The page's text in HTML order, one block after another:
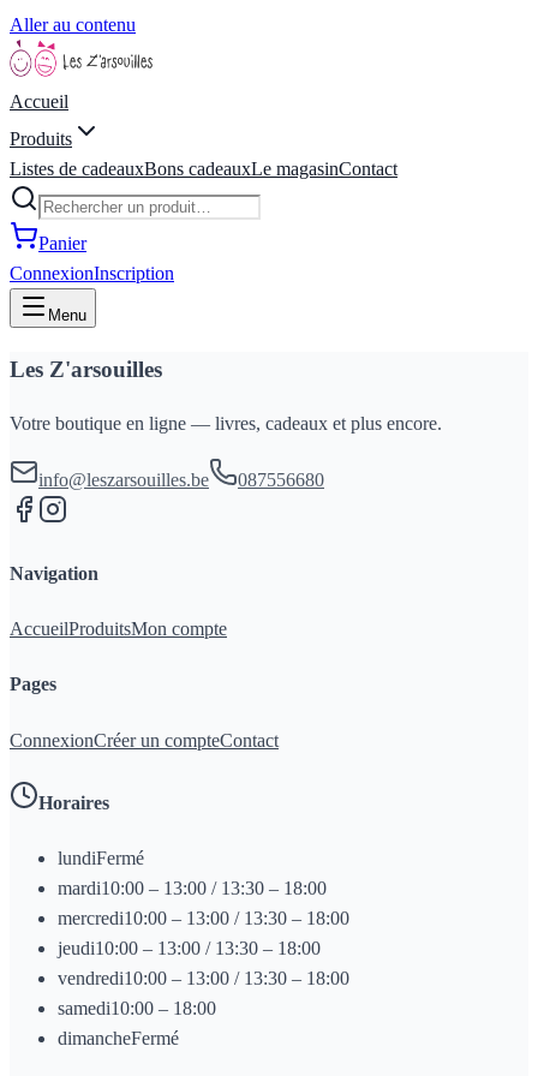
Aller au contenu
Accueil
Produits
Listes de cadeauxBons cadeauxLe magasinContact
Panier
ConnexionInscription
Menu
Les Z'arsouilles
Votre boutique en ligne — livres, cadeaux et plus encore.
info@leszarsouilles.be 087556680
Navigation
AccueilProduitsMon compte
Pages
ConnexionCréer un compteContact
Horaires
lundiFermé
mardi10:00 – 13:00 / 13:30 – 18:00
mercredi10:00 – 13:00 / 13:30 – 18:00
jeudi10:00 – 13:00 / 13:30 – 18:00
vendredi10:00 – 13:00 / 13:30 – 18:00
samedi10:00 – 18:00
dimancheFermé